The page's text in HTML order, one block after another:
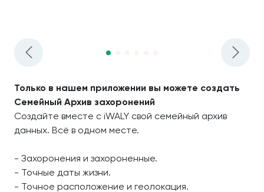
Только в нашем приложении вы можете создать
Семейный Архив захоронений
Создайте вместе с iWALY свой семейный архив
данных. Всё в одном месте.
- Захоронения и захороненные.
- Точные даты жизни.
- Точное расположение и геолокация.